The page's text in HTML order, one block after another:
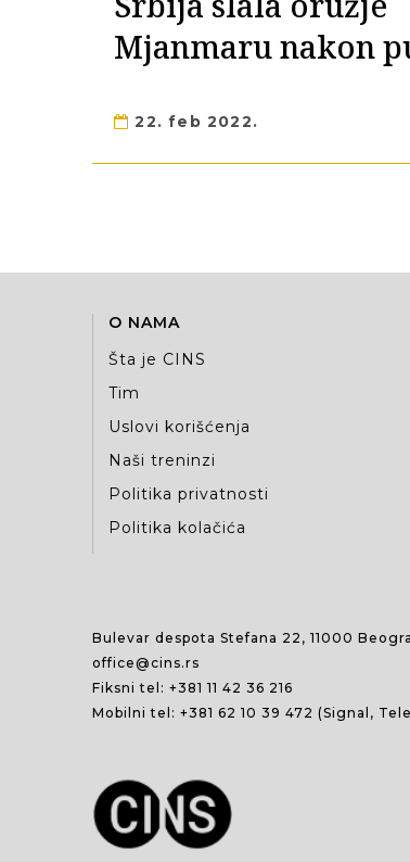
Mjanmaru nakon
22. feb 2022.
O NAMA
Šta je CINS
Tim
Uslovi korišćenja
Naši treninzi
Politika privatnosti
Politika kolačića
Bulevar despota Stefana 22, 11000
office@cins.rs
Fiksni tel: +381 11 42 36 216
Mobilni tel: +381 62 10 39 472 (Signal,